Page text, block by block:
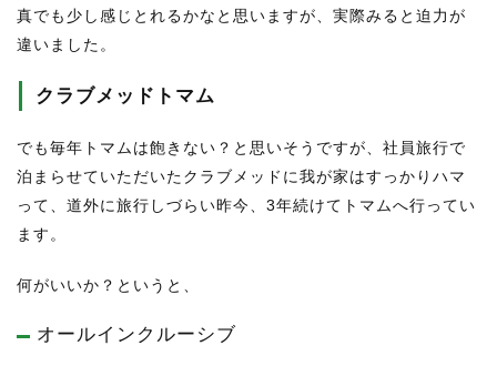
真でも少し感じとれるかなと思いますが、実際みると迫力が
違いました。
クラブメッドトマム
でも毎年トマムは飽きない？と思いそうですが、社員旅行で
泊まらせていただいたクラブメッドに我が家はすっかりハマ
って、道外に旅行しづらい昨今、3年続けてトマムへ行ってい
ます。
何がいいか？というと、
オールインクルーシブ